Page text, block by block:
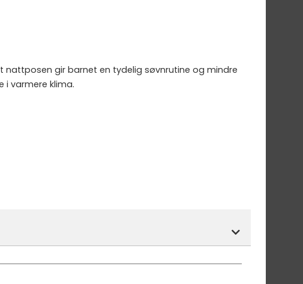
gir barnet en tydelig søvnrutine og mindre
i varmere klima.
til lager.